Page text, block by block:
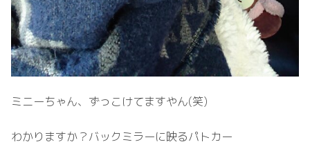
ミニーちゃん、ずっこけてますやん(笑)
わかりますか？バックミラーに映るパトカー